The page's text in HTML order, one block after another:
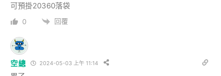
可預掛20360落袋
0 回覆
空總 2024-05-03 上午 11:14